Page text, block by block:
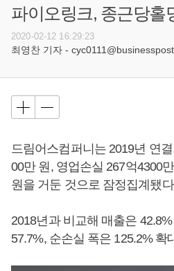
파이오링크, 종근당홀
2020-02-12 16:29:23
최영찬 기자 -
드림어스컴퍼니는 2019년 연
00만 원, 영업손실 267억4300
원을 거둔 것으로 잠정집계됐
2018년과 비교해 매출은
57.7%, 순손실 폭은 125.2% 확